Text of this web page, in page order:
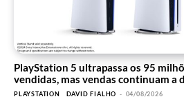
PlayStation 5 ultrapassa os 95
vendidas, mas vendas continuam a
PLAYSTATION DAVID FIALHO - 04/08/2026